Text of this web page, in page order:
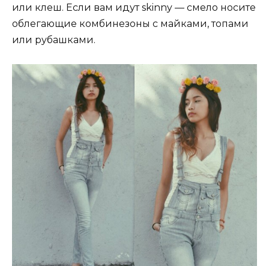
или клеш. Если вам идут skinny — смело носите
облегающие комбинезоны с майками, топами
или рубашками.